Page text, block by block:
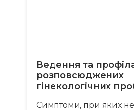
Ведення та
розповсюджених
гінекологічних
Симптоми, при яких